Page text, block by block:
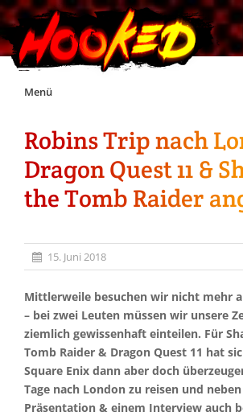
Skip
Menü
Unterstützt Hooked!
Exklusiv für Supporter*innen
Robins Trip nach
Dragon Quest 11 &
the Tomb Raider
15. Juni 2018
Mittlerweile besuchen wir nicht mehr
– bei zwei Leuten müssen wir unsere
ziemlich gewissenhaft einteilen. Für
Tomb Raider & Dragon Quest 11 hat
Square Enix dann aber doch
Tage nach London zu reisen und
Präsentation & einem Interview auch